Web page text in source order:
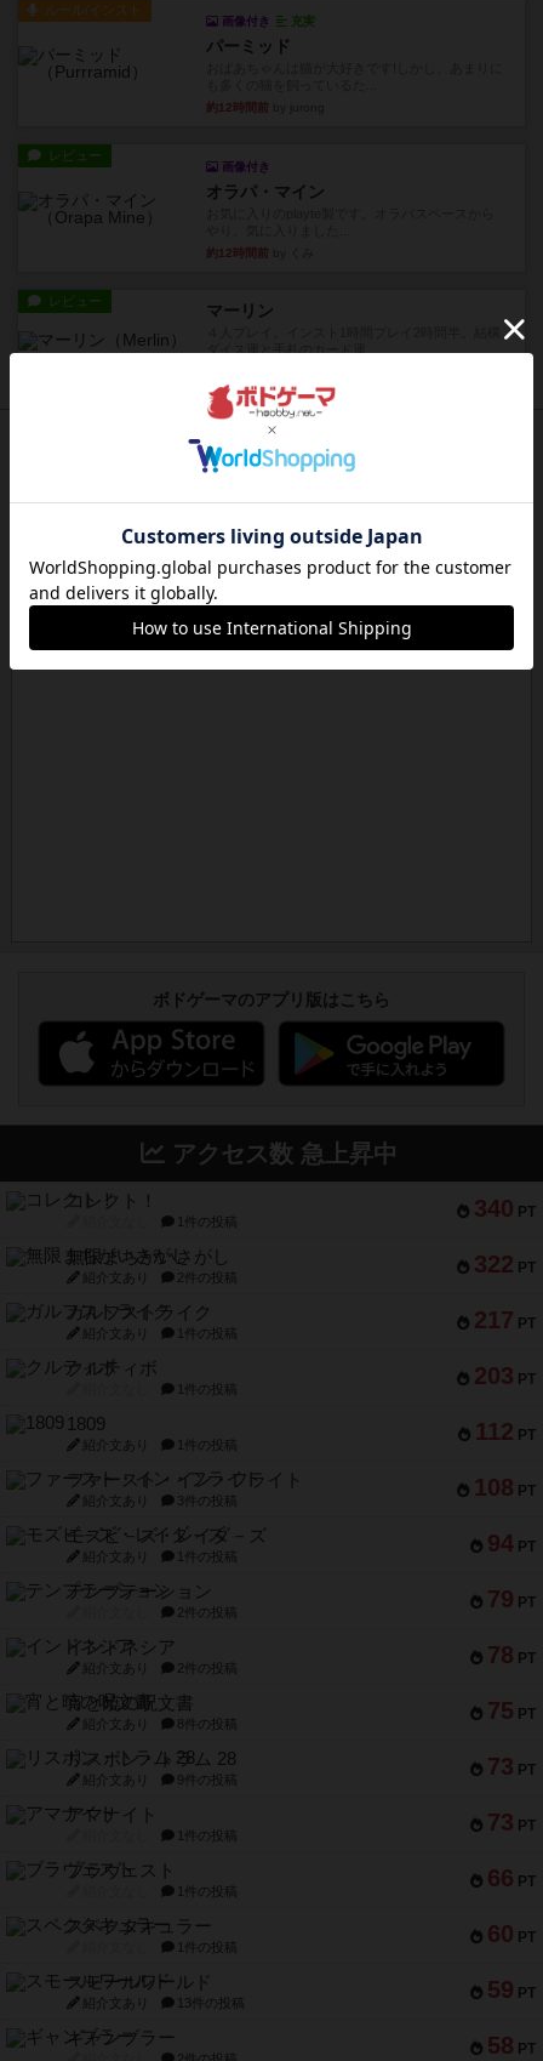
ルール/インスト
画像付き 充実
パーミッド
約12時間前
レビュー
画像付き
オラパ・マイン
約12時間前
レビュー マーリン
ボドゲーマのアプリ版はこちら
アクセス数 急上昇中
340 PT
コレクト！
1件の投稿
322 PT
無限まちがいさがし
紹介文あり 2件の投稿
217 PT
ガルフストライク
紹介文あり 1件の投稿
203 PT
クルティボ
1件の投稿
112 PT
1809
紹介文あり 1件の投稿
108 PT
ファースト・イン・フライト
紹介文あり 3件の投稿
94 PT
モズビ－ズ・レイダ－ズ
紹介文あり 1件の投稿
79 PT
テンプテーション
2件の投稿
78 PT
インドネシア
紹介文あり 2件の投稿
75 PT
宵と暁の呪文書
紹介文あり 8件の投稿
73 PT
リスボン・トラム 28
紹介文あり 9件の投稿
73 PT
アマナイト
1件の投稿
66 PT
ブラヴェスト
1件の投稿
60 PT
スペクタキュラー
1件の投稿
59 PT
スモールワールド
紹介文あり 13件の投稿
58 PT
ギャンブラー